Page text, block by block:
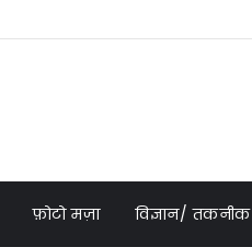
फ़ोटो मज़ा विज्ञान/ तकनीक